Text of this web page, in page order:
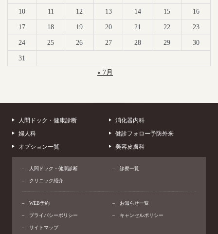
10 11 12 13 14 15 16
17 18 19 20 21 22 23
24 25 26 27 28 29 30
31
« 7月
人間ドック・健康診断
消化器内科
婦人科
健診フォロー予防外来
オプション一覧
美容皮膚科
人間ドック・健康診断 診察一覧
クリニック紹介
WEB予約 お知らせ一覧
プライバシーポリシー キャンセルポリシー
サイトマップ